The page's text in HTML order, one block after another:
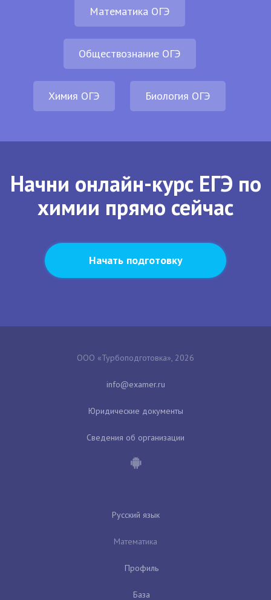
Математика ОГЭ
Обществознание ОГЭ
Химия ОГЭ Биология ОГЭ
Начни онлайн-курс ЕГЭ по
химии прямо сейчас
Начать подготовку
ООО «Турбоподготовка», 2026
Юридические документы
Сведения об организации
Русский язык
Математика
Профиль
База